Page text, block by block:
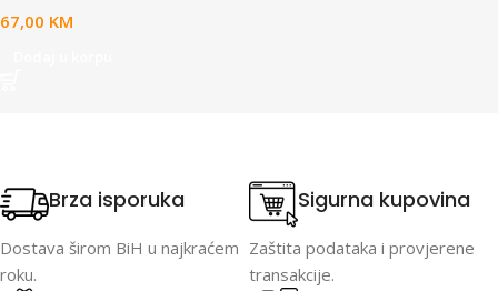
67,00 KM
Brza isporuka
Dostava širom BiH u najkraćem
roku.
Sigurna kupovina
Zaštita podataka i provjerene
transakcije.